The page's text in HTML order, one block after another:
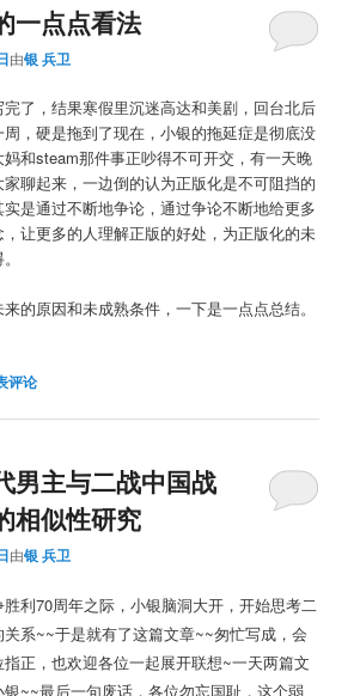
一点点看法
由银 兵卫
了，结果寒假里沉迷高达和美剧，回台北后
，硬是拖到了现在，小银的拖延症是彻底没
和steam那件事正吵得不可开交，有一天晚
聊起来，一边倒的认为正版化是不可阻挡的
是通过不断地争论，通过争论不断地给更多
让更多的人理解正版的好处，为正版化的未
的原因和未成熟条件，一下是一点点总结。
评论
男主与二战中国战
相似性研究
由银 兵卫
利70周年之际，小银脑洞大开，开始思考二
系~~于是就有了这篇文章~~匆忙写成，会
正，也欢迎各位一起展开联想~一天两篇文
~~最后一句废话，各位勿忘国耻，这个弱